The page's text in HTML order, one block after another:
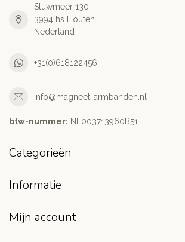
Stuwmeer 130
3994 hs Houten
Nederland
+31(0)618122456
info@magneet-armbanden.nl
btw-nummer: NL003713960B51
Categorieën
Informatie
Mijn account